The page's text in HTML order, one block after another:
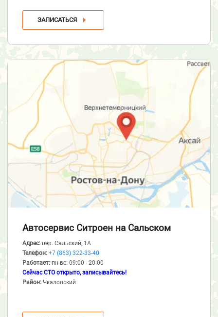
ЗАПИСАТЬСЯ
Автосервис Ситроен на Сальском
Адрес: пер. Сальский, 1А
Телефон: +7 (863) 322-33-40
Работает: пн-вс: 09:00 - 20:00
Сейчас СТО открыто, записывайтесь!
Район: Чкаловский